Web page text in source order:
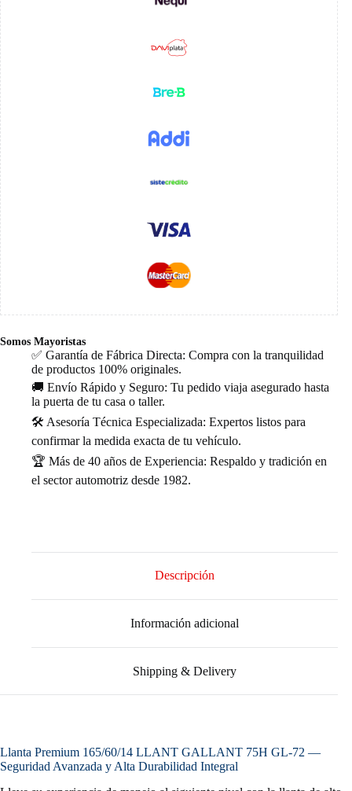
Somos Mayoristas
✅ Garantía de Fábrica Directa: Compra con la tranquilidad
de productos 100% originales.
🚚 Envío Rápido y Seguro: Tu pedido viaja asegurado hasta
la puerta de tu casa o taller.
🛠️ Asesoría Técnica Especializada: Expertos listos para
confirmar la medida exacta de tu vehículo.
🏆 Más de 40 años de Experiencia: Respaldo y tradición en
el sector automotriz desde 1982.
Descripción
Información adicional
Shipping & Delivery
Llanta Premium 165/60/14 LLANT GALLANT 75H GL-72 —
Seguridad Avanzada y Alta Durabilidad Integral